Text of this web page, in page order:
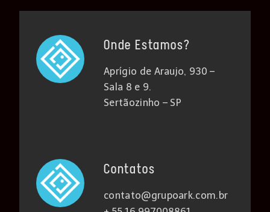
Onde Estamos?
Aprígio de Araujo, 930 –
Sala 8 e 9.
Sertãozinho – SP
Contatos
contato@grupoark.com.br